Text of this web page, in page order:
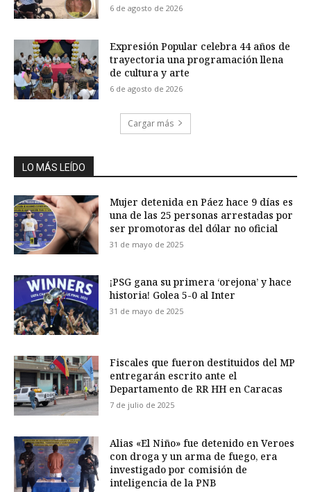
6 de agosto de 2026
Expresión Popular celebra 44 años de
trayectoria una programación llena
de cultura y arte
6 de agosto de 2026
Cargar más
LO MÁS LEÍDO
Mujer detenida en Páez hace 9 días es
una de las 25 personas arrestadas por
ser promotoras del dólar no oficial
31 de mayo de 2025
¡PSG gana su primera ‘orejona’ y hace
historia! Golea 5-0 al Inter
31 de mayo de 2025
Fiscales que fueron destituidos del MP
entregarán escrito ante el
Departamento de RR HH en Caracas
7 de julio de 2025
Alias «El Niño» fue detenido en Veroes
con droga y un arma de fuego, era
investigado por comisión de
inteligencia de la PNB